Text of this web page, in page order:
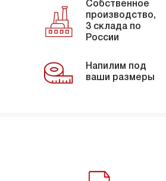
Собственное
производство,
3 склада по
России
Напилим под
ваши размеры